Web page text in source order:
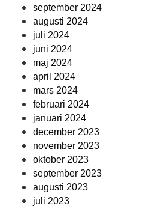
september 2024
augusti 2024
juli 2024
juni 2024
maj 2024
april 2024
mars 2024
februari 2024
januari 2024
december 2023
november 2023
oktober 2023
september 2023
augusti 2023
juli 2023